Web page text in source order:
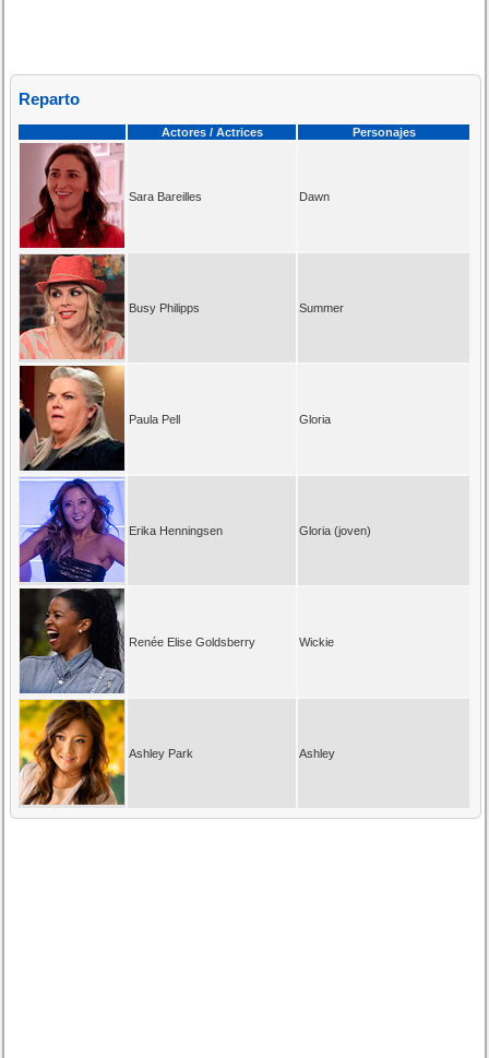
Reparto
Actores / Actrices Personajes
Sara Bareilles Dawn
Busy Philipps Summer
Paula Pell Gloria
Erika Henningsen Gloria (joven)
Renée Elise Goldsberry Wickie
Ashley Park Ashley